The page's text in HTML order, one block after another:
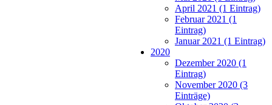
April 2021 (1 Eintrag)
Februar 2021 (1
Eintrag)
Januar 2021 (1 Eintrag)
2020
Dezember 2020 (1
Eintrag)
November 2020 (3
Einträge)